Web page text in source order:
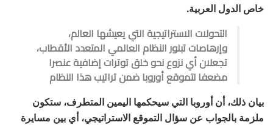
خاص الدول العربية.
التحولات الاستراتيجية التي يعيشها العالم،
وإرهاصات تبلور النظام العالمي المتعدد الأقطاب،
تجعلان أي نزوع نحو خلق توترات إضافية عنصرا
مضعفا لتموقع أوروبا ضمن تراتيب هذا النظام
بيان ذلك، أن أوروبا التي سيحكمها اليمين المتطرف، ستكون
ملزمة بالجواب عن سؤال التموقع الاستراتيجي، أي بين مسايرة